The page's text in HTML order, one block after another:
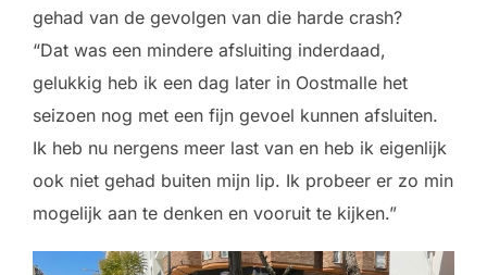
gehad van de gevolgen van die harde crash?
“Dat was een mindere afsluiting inderdaad,
gelukkig heb ik een dag later in Oostmalle het
seizoen nog met een fijn gevoel kunnen afsluiten.
Ik heb nu nergens meer last van en heb ik eigenlijk
ook niet gehad buiten mijn lip. Ik probeer er zo min
mogelijk aan te denken en vooruit te kijken.”